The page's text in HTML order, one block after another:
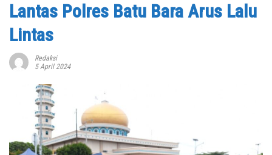
Lantas Polres Batu Bara Arus Lalu
Lintas
Redaksi
5 April 2024